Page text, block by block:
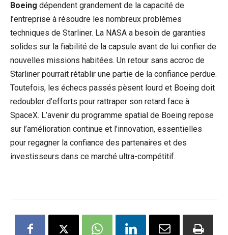
Boeing dépendent grandement de la capacité de
l’entreprise à résoudre les nombreux problèmes
techniques de Starliner. La NASA a besoin de garanties
solides sur la fiabilité de la capsule avant de lui confier de
nouvelles missions habitées. Un retour sans accroc de
Starliner pourrait rétablir une partie de la confiance perdue.
Toutefois, les échecs passés pèsent lourd et Boeing doit
redoubler d’efforts pour rattraper son retard face à
SpaceX. L’avenir du programme spatial de Boeing repose
sur l’amélioration continue et l’innovation, essentielles
pour regagner la confiance des partenaires et des
investisseurs dans ce marché ultra-compétitif.